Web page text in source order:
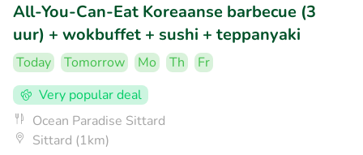
All-You-Can-Eat Koreaanse barbecue (3
uur) + wokbuffet + sushi + teppanyaki
Today Tomorrow Mo Th
Fr
Very popular deal
Ocean Paradise Sittard
Sittard (1km)